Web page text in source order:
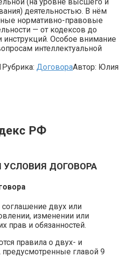
деятельностью. В нём
нормативно-правовые
— от кодексов до
Особое внимание
интеллектуальной
Рубрика: ДоговораАвтор: Юлия
РФ
УСЛОВИЯ ДОГОВОРА
двух или
изменении или
прав и обязанностей.
правила о двух- и
предусмотренные главой 9